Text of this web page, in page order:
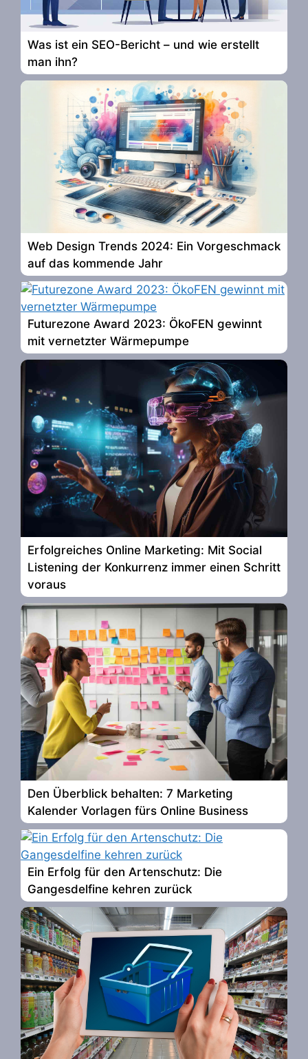
Was ist ein SEO-Bericht – und wie erstellt
man ihn?
Web Design Trends 2024: Ein Vorgeschmack
auf das kommende Jahr
Futurezone Award 2023: ÖkoFEN gewinnt
mit vernetzter Wärmepumpe
Erfolgreiches Online Marketing: Mit Social
Listening der Konkurrenz immer einen Schritt
voraus
Den Überblick behalten: 7 Marketing
Kalender Vorlagen fürs Online Business
Ein Erfolg für den Artenschutz: Die
Gangesdelfine kehren zurück